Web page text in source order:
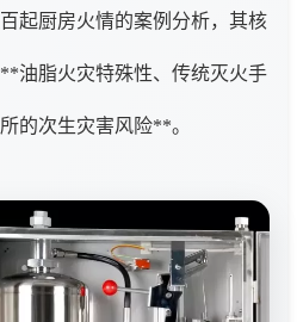
起厨房火情的案例分析，其核
油脂火灾特殊性、传统灭火手
的次生灾害风险**。